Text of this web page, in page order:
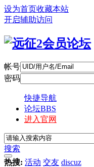
设为首页收藏本站
开启辅助访问
帐号
密码
快捷导航
论坛BBS
进入官网
搜索
热搜: 活动 交友 discuz